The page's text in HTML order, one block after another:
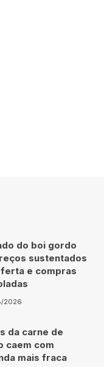
do boi gordo
sustentados
e compras
2026
da carne de
caem com
mais fraca